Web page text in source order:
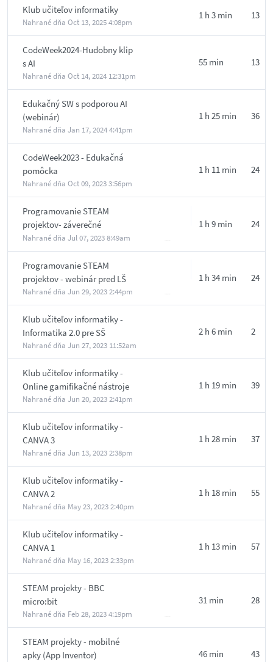
Klub učiteľov informatiky
Nahrané dňa Oct 13, 2025 4:08pm
1 h 3 min 13
CodeWeek2024-Hudobny klip
s AI
Nahrané dňa Oct 14, 2024 12:31pm
55 min 13
Edukačný SW s podporou AI
(webinár)
Nahrané dňa Jan 17, 2024 4:41pm
1 h 25 min 36
CodeWeek2023 - Edukačná
pomôcka
Nahrané dňa Oct 09, 2023 3:56pm
1 h 11 min 24
Programovanie STEAM
projektov- záverečné
prezentácieProgramovanie
STEAM projektov- záverečné
prezentácie
Nahrané dňa Jul 07, 2023 8:49am
1 h 9 min 24
Programovanie STEAM
projektov - webinár pred LŠ
Nahrané dňa Jun 29, 2023 2:44pm
1 h 34 min 24
Klub učiteľov informatiky -
Informatika 2.0 pre SŠ
Nahrané dňa Jun 27, 2023 11:52am
2 h 6 min 2
Klub učiteľov informatiky -
Online gamifikačné nástroje
Nahrané dňa Jun 20, 2023 2:41pm
1 h 19 min 39
Klub učiteľov informatiky -
CANVA 3
Nahrané dňa Jun 13, 2023 2:38pm
1 h 28 min 37
Klub učiteľov informatiky -
CANVA 2
Nahrané dňa May 23, 2023 2:40pm
1 h 18 min 55
Klub učiteľov informatiky -
CANVA 1
Nahrané dňa May 16, 2023 2:33pm
1 h 13 min 57
STEAM projekty - BBC
micro:bit
Nahrané dňa Feb 28, 2023 4:19pm
31 min 28
STEAM projekty - mobilné
apky (App Inventor)
46 min 43